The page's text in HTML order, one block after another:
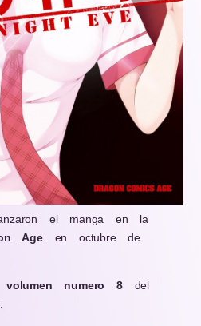
el manga en la
Ageen octubre de
volumen numero 8del